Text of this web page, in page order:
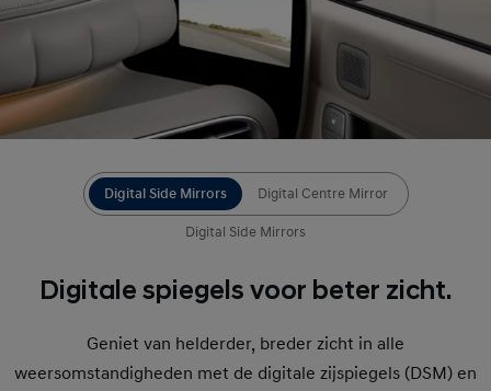
Digitale spiegels voor beter zicht.
Geniet van helderder, breder zicht in alle
weersomstandigheden met de digitale zijspiegels (DSM) en
Digital Side Mirrors Digital Centre Mirror
Digital Side Mirrors